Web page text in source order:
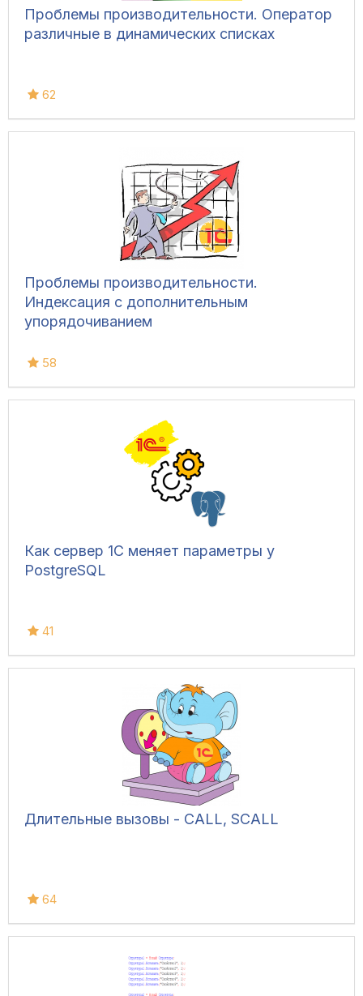
Проблемы производительности. Оператор
различные в динамических списках
62
Проблемы производительности.
Индексация с дополнительным
упорядочиванием
58
Как сервер 1С меняет параметры у
PostgreSQL
41
Длительные вызовы - CALL, SCALL
64